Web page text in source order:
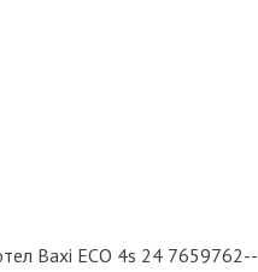
Baxi ECO 4s 24 7659762--